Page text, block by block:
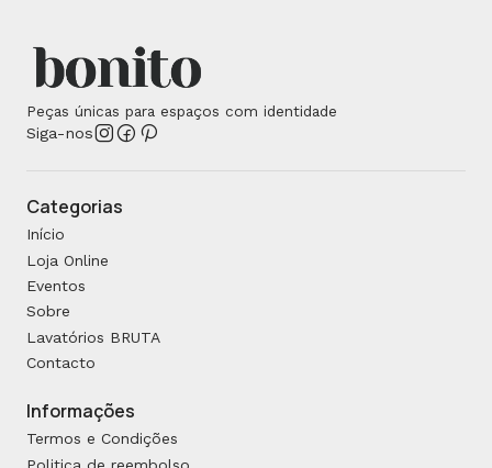
Peças únicas para espaços com identidade
Siga-nos
Categorias
Início
Loja Online
Eventos
Sobre
Lavatórios BRUTA
Contacto
Informações
Termos e Condições